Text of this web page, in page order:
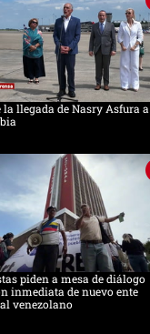
la llegada de Nasry Asfura a
piden a mesa de diálogo
inmediata de nuevo ente
venezolano